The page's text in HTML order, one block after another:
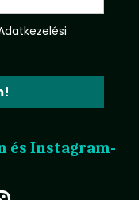
és Instagram-